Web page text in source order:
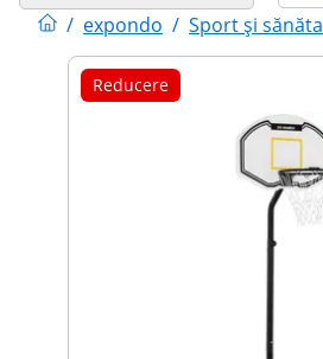
/ expondo / Sport și
Reducere